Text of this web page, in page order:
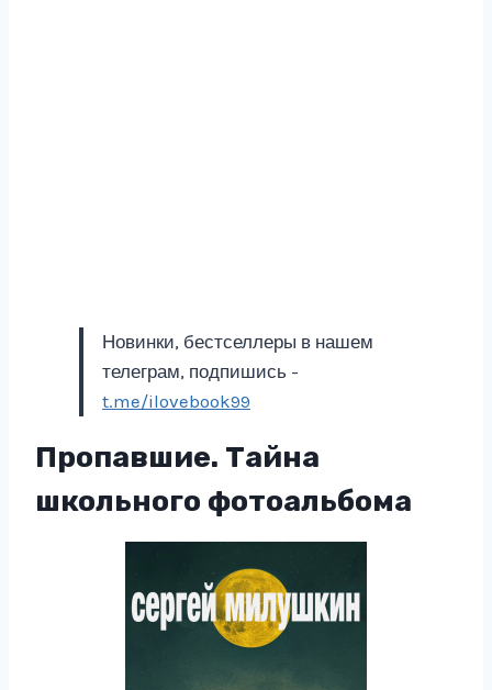
Новинки, бестселлеры в нашем
телеграм, подпишись -
t.me/ilovebook99
Пропавшие. Тайна
школьного фотоальбома